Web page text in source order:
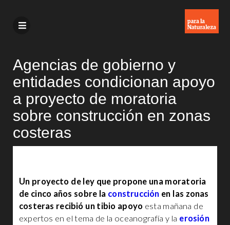
Agencias de gobierno y
entidades condicionan apoyo
a proyecto de moratoria
sobre construcción en zonas
costeras
Un proyecto de ley que propone una moratoria
de cinco años sobre la construcción en las zonas
costeras recibió un tibio apoyo esta mañana de
expertos en el tema de la oceanografía y la erosión